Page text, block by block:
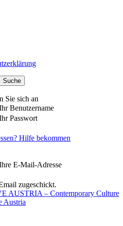
Sie sich an
Benutzername
Passwort
Hilfe bekommen
E-Mail-Adresse
zugeschickt.
AUSTRIA – Contemporary Culture